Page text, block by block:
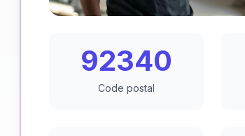
92340
Code postal